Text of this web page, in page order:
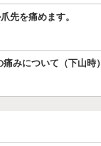
先を痛めます。
みについて（下山時）